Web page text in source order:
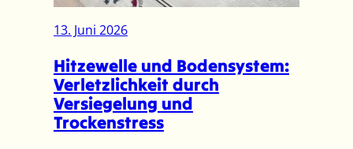
a
s
s
e
u
r
n
s
e
r
13. Juni 2026
Hitzewelle und Bodensystem:
Verletzlichkeit durch
Versiegelung und
Trockenstress